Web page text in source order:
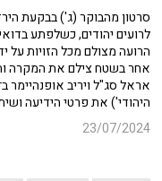
סרטון מהבוקר (ג') בבקעת
לרועים יהודים, כשלפתע
הרועה מצולם מכל הזויות על
אחר בשטח צילם את המקרה
היהודי') את פרטי הידיעה
23/07/2024